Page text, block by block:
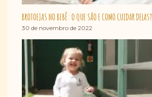
BROTOEJAS NO BEBÊ: O QUE SÃO E COMO CUIDAR DELAS?
30 de novembro de 2022